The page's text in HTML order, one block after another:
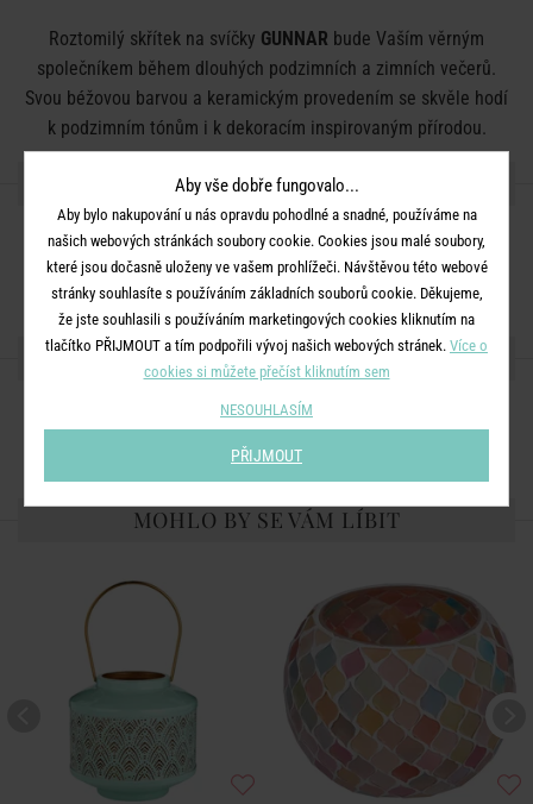
Roztomilý skřítek na svíčky GUNNAR bude Vaším věrným
společníkem během dlouhých podzimních a zimních večerů.
Svou béžovou barvou a keramickým provedením se skvěle hodí
k podzimním tónům i k dekoracím inspirovaným přírodou.
DETAILY PRODUKTU
Rozměry:
Materiál: keramika
SDÍLEJTE S PŘÁTELI
MOHLO BY SE VÁM LÍBIT
Aby vše dobře fungovalo...
Aby bylo nakupování u nás opravdu pohodlné a snadné, používáme na
našich webových stránkách soubory cookie. Cookies jsou malé soubory,
které jsou dočasně uloženy ve vašem prohlížeči. Návštěvou této webové
stránky souhlasíte s používáním základních souborů cookie. Děkujeme,
že jste souhlasili s používáním marketingových cookies kliknutím na
tlačítko PŘIJMOUT a tím podpořili vývoj našich webových stránek. Více o
cookies si můžete přečíst kliknutím sem
NESOUHLASÍM
PŘIJMOUT